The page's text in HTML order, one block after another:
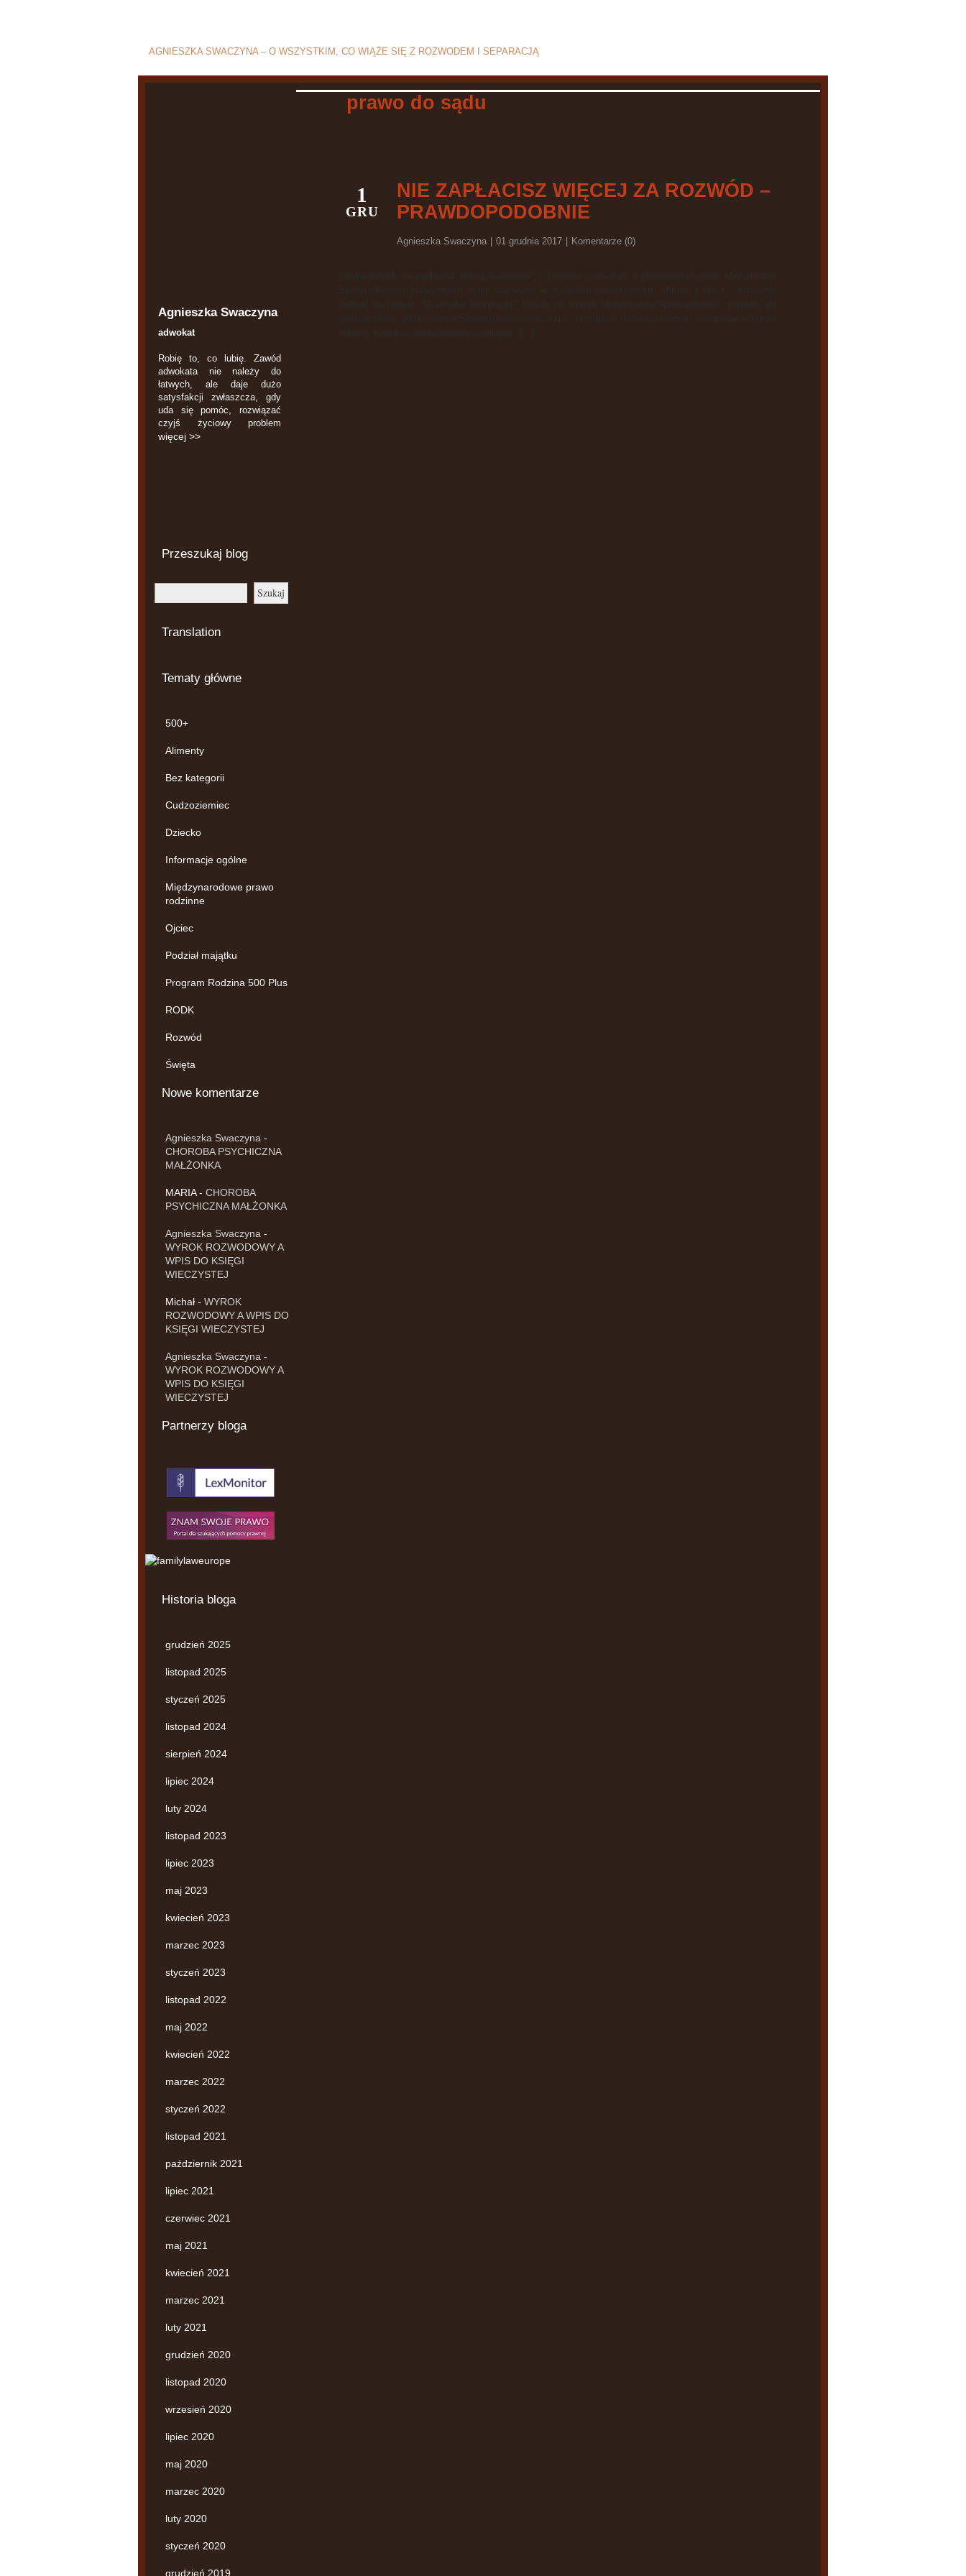
AGNIESZKA SWACZYNA – O WSZYSTKIM, CO WIĄŻE SIĘ Z ROZWODEM I SEPARACJĄ
prawo do sądu
1
GRU
NIE ZAPŁACISZ WIĘCEJ ZA ROZWÓD –
PRAWDOPODOBNIE
Agnieszka Swaczyna 01 grudnia 2017 Komentarze (0)
Agnieszka Swaczyna
adwokat
Robię to, co lubię. Zawód
adwokata nie należy do
łatwych, ale daje dużo
satysfakcji zwłaszcza, gdy
uda się pomóc, rozwiązać
czyjś życiowy problem
więcej >>
Przeszukaj blog
Translation
Tematy główne
500+
Alimenty
Bez kategorii
Cudzoziemiec
Dziecko
Informacje ogólne
Międzynarodowe prawo
rodzinne
Ojciec
Podział majątku
Program Rodzina 500 Plus
RODK
Rozwód
Święta
Nowe komentarze
Agnieszka Swaczyna -
CHOROBA PSYCHICZNA
MAŁŻONKA
MARIA- CHOROBA
PSYCHICZNA MAŁŻONKA
Agnieszka Swaczyna -
WYROK ROZWODOWY A
WPIS DO KSIĘGI
WIECZYSTEJ
Michał - WYROK
ROZWODOWY A WPIS DO
KSIĘGI WIECZYSTEJ
Agnieszka Swaczyna -
WYROK ROZWODOWY A
WPIS DO KSIĘGI
WIECZYSTEJ
Partnerzy bloga
Historia bloga
grudzień 2025
listopad 2025
styczeń 2025
listopad 2024
sierpień 2024
lipiec 2024
luty 2024
listopad 2023
lipiec 2023
maj 2023
kwiecień 2023
marzec 2023
styczeń 2023
listopad 2022
maj 2022
kwiecień 2022
marzec 2022
styczeń 2022
listopad 2021
październik 2021
lipiec 2021
czerwiec 2021
maj 2021
kwiecień 2021
marzec 2021
luty 2021
grudzień 2020
listopad 2020
wrzesień 2020
lipiec 2020
maj 2020
marzec 2020
luty 2020
styczeń 2020
grudzień 2019